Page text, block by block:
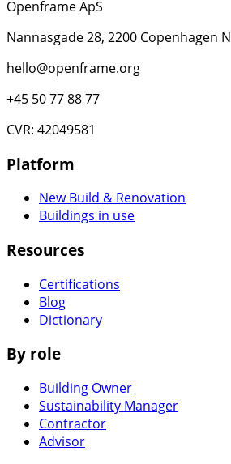
Openframe ApS
Nannasgade 28, 2200 Copenhagen N
hello@openframe.org
+45 50 77 88 77
CVR: 42049581
Platform
New Build & Renovation
Buildings in use
Resources
Certifications
Blog
Dictionary
By role
Building Owner
Sustainability Manager
Contractor
Advisor